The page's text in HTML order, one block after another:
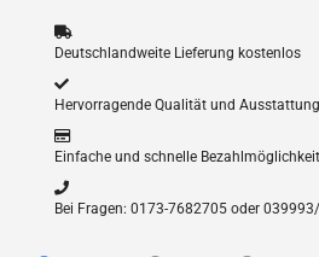
Deutschlandweite Lieferung kostenlos
Hervorragende Qualität und Ausstattung
Einfache und schnelle
Bei Fragen: 0173-7682705 oder